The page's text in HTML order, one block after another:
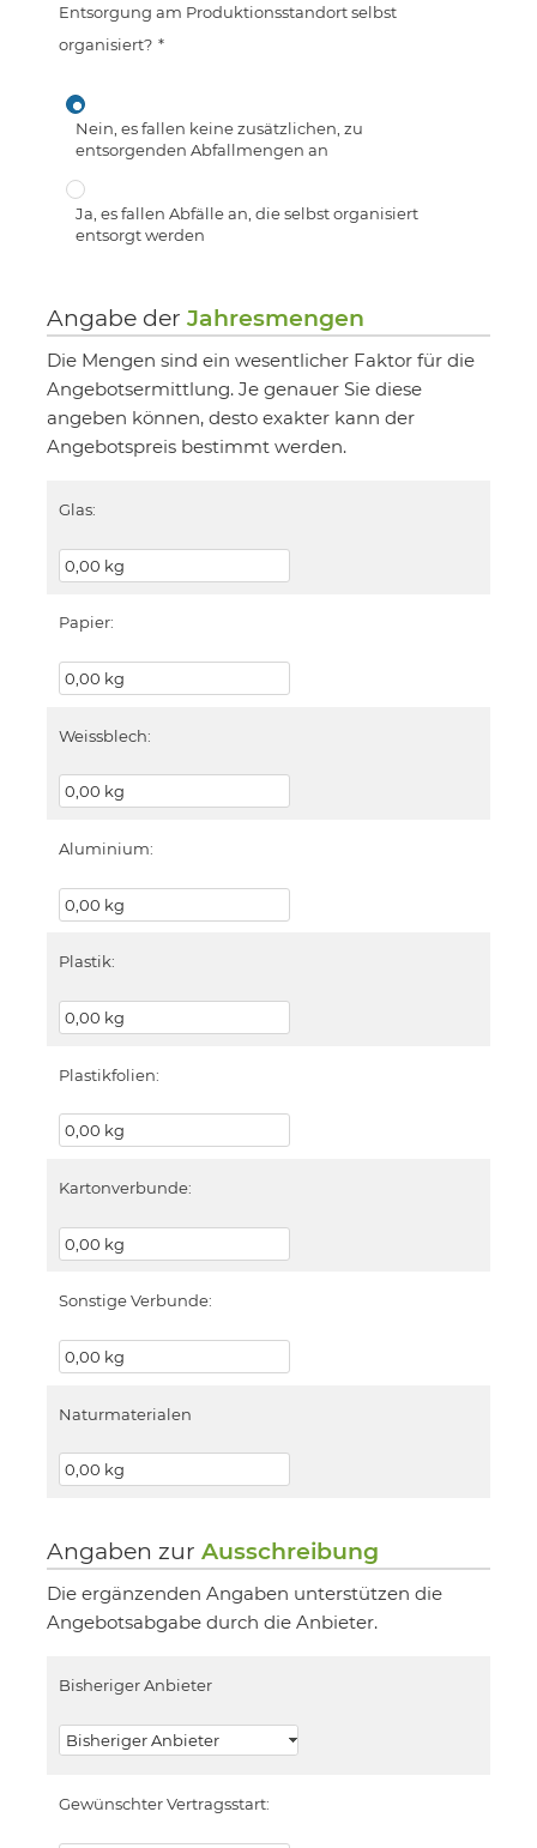
Entsorgung am Produktionsstandort selbst
organisiert? *
Nein, es fallen keine zusätzlichen, zu
entsorgenden Abfallmengen an
Ja, es fallen Abfälle an, die selbst organisiert
entsorgt werden
Angabe der Jahresmengen
Die Mengen sind ein wesentlicher Faktor für die
Angebotsermittlung. Je genauer Sie diese
angeben können, desto exakter kann der
Angebotspreis bestimmt werden.
Glas:
Papier:
Weissblech:
Aluminium:
Plastik:
Plastikfolien:
Kartonverbunde:
Sonstige Verbunde:
Naturmaterialen
Angaben zur Ausschreibung
Die ergänzenden Angaben unterstützen die
Angebotsabgabe durch die Anbieter.
Bisheriger Anbieter
Gewünschter Vertragsstart: